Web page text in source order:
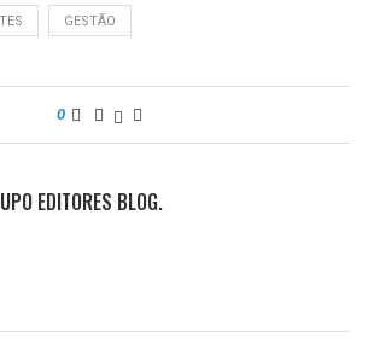
GESTÃO
0
EDITORES BLOG.